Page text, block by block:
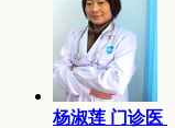
杨淑莲 门诊医